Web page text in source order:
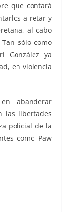
que contará
a retar y
al cabo
sólo como
González ya
en violencia
abanderar
las libertades
policial de la
como Paw